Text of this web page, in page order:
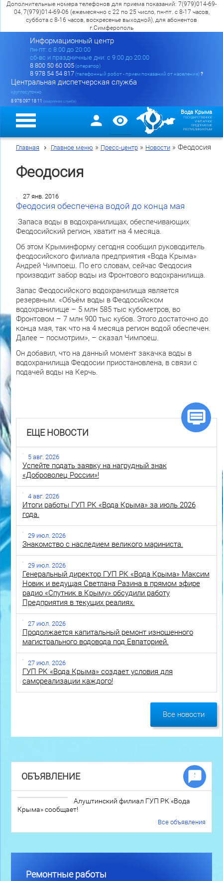
Дополнительные номера телефонов для приема показаний: 7(979)014-69-
04, 7(979)014-69-06 (ежемесячно с 22 по 25 число, пн-пт. с 8-17 часов,
суббота с 8-16 часов, воскресенье выходной), для абонентов
г.Симферополь
Информационный центр
пн-пт: c 8:00 до 20:00
сб-вс и праздничные дни: с 9:00 до 20:00
8 800 50 60 005(оператор)
8 978 54 54 817(телефонный робот - прием показаний от населения)?
Центральная диспетчерская служба
круглосуточно
8 978 097 18 11 (аварийная служба)
Вода Крыма
ГОСУДАРСТВЕННОЕ
УНИТАРНОЕ
ПРЕДПРИЯТИЕ
РЕСПУБЛИКИ КРЫМ
Главная Главное меню » Пресс-центр» Новости» Феодосия
Феодосия
27 янв. 2016
Феодосия обеспечена водой до конца мая
Запаса воды в водохранилищах, обеспечивающих
Феодосийский регион, хватит на 4 месяца.
Об этом Крыминформу сегодня сообщил руководитель
феодосийского филиала предприятия «Вода Крыма»
Андрей Чимпоеш. По его словам, сейчас Феодосия
производит забор воды из Фронтового водохранилища.
Запас Феодосийского водохранилища является
резервным. «Объём воды в Феодосийском
водохранилище – 5 млн 585 тыс кубометров, во
Фронтовом – 7 млн 900 тыс кубов. Этого достаточно до
конца мая, так что на 4 месяца регион водой обеспечен.
Далее – посмотрим», – сказал Чимпоеш.
Он добавил, что на данный момент закачка воды в
водохранилища Феодосии приостановлена, в связи с
подачей воды на Керчь.
ЕЩЕ НОВОСТИ
5 авг. 2026
Успейте подать заявку на нагрудный знак
«Доброволец России»!
4 авг. 2026
Итоги работы ГУП РК «Вода Крыма» за июль 2026
года.
29 июл. 2026
Знакомство с наследием великого мариниста.
29 июл. 2026
Генеральный директор ГУП РК «Вода Крыма» Максим
Новик и ведущая Светлана Разина в прямом эфире
радио «Спутник в Крыму» обсудили работу
Предприятия в текущих реалиях.
27 июл. 2026
Продолжается капитальный ремонт изношенного
магистрального водовода под Евпаторией.
27 июл. 2026
ГУП РК «Вода Крыма» создает условия для
самореализации каждого!
Все новости
ОБЪЯВЛЕНИЕ
Алуштинский филиал ГУП РК «Вода
Крыма» сообщает!
Все объявления
Ремонтные работы